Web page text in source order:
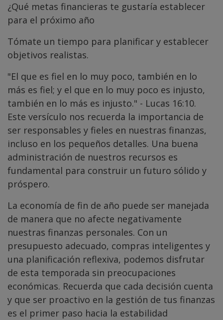
¿Qué metas financieras te gustaría establecer
para el próximo año
Tómate un tiempo para planificar y establecer
objetivos realistas.
"El que es fiel en lo muy poco, también en lo
más es fiel; y el que en lo muy poco es injusto,
también en lo más es injusto." - Lucas 16:10.
Este versículo nos recuerda la importancia de
ser responsables y fieles en nuestras finanzas,
incluso en los pequeños detalles. Una buena
administración de nuestros recursos es
fundamental para construir un futuro sólido y
próspero.
La economía de fin de año puede ser manejada
de manera que no afecte negativamente
nuestras finanzas personales. Con un
presupuesto adecuado, compras inteligentes y
una planificación reflexiva, podemos disfrutar
de esta temporada sin preocupaciones
económicas. Recuerda que cada decisión cuenta
y que ser proactivo en la gestión de tus finanzas
es el primer paso hacia la estabilidad